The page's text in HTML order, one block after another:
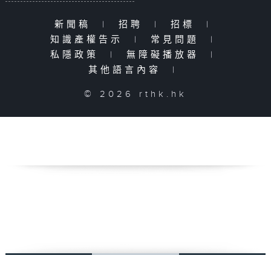
新聞稿 | 招聘 | 招標
|
知識產權告示
| 常見問題
|
私隱政策
| 無障礙播放器
|
其他語言內容
|
© 2026 rthk.hk